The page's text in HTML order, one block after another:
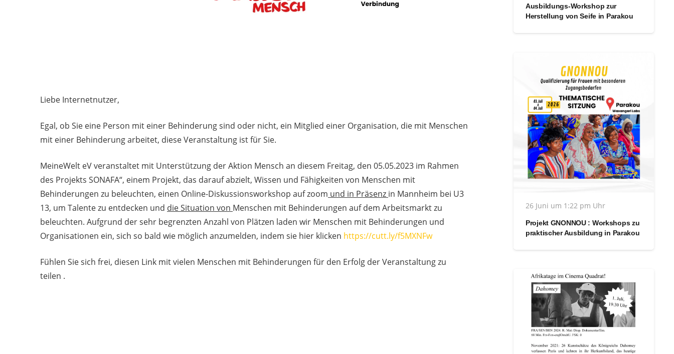
Liebe Internetnutzer,
Egal, ob Sie eine Person mit einer Behinderung sind oder nicht, ein Mitglied einer Organisation, die mit Menschen
mit einer Behinderung arbeitet, diese Veranstaltung ist für Sie.
MeineWelt eV veranstaltet mit Unterstützung der Aktion Mensch an diesem Freitag, den 05.05.2023 im Rahmen
des Projekts SONAFA“, einem Projekt, das darauf abzielt, Wissen und Fähigkeiten von Menschen mit
Behinderungen zu beleuchten, einen Online-Diskussionsworkshop auf zoom und in Präsenz in Mannheim bei U3
13, um Talente zu entdecken und die Situation von Menschen mit Behinderungen auf dem Arbeitsmarkt zu
beleuchten. Aufgrund der sehr begrenzten Anzahl von Plätzen laden wir Menschen mit Behinderungen und
Organisationen ein, sich so bald wie möglich anzumelden, indem sie hier klicken https://cutt.ly/f5MXNFw
Fühlen Sie sich frei, diesen Link mit vielen Menschen mit Behinderungen für den Erfolg der Veranstaltung zu
teilen .
Ausbildungs-Workshop zur
Herstellung von Seife in Parakou
26 Juni um 1:22 pm Uhr
Projekt GNONNOU : Workshops zu
praktischer Ausbildung in Parakou